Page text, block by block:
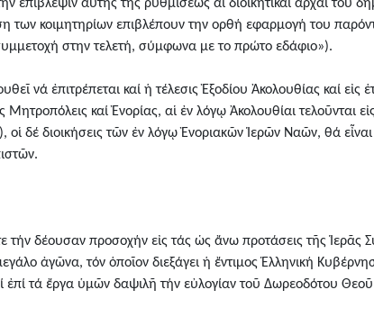
ἐπίβλεψιν αὐτῆς τῆς ῥυθμίσεως αἱ διοικητικαί ἀρχαί τοῦ
των κοιμητηρίων επιβλέπουν την ορθή εφαρμογή του
στην τελετή, σύμφωνα με το πρώτο εδάφιο»).
νά ἐπιτρέπεται καί ἡ τέλεσις Ἐξοδίου Ἀκολουθίας καί
Μητροπόλεις καί Ἐνορίας, αἱ ἐν λόγῳ Ἀκολουθίαι τελοῦνται
οἱ δέ διοικήσεις τῶν ἐν λόγῳ Ἐνοριακῶν Ἱερῶν Ναῶν, θά
τήν δέουσαν προσοχήν εἰς τάς ὡς ἄνω προτάσεις τῆς Ἱερᾶς
ἀγῶνα, τόν ὁποῖον διεξάγει ἡ ἔντιμος Ἑλληνική
τά ἔργα ὑμῶν δαψιλῆ τήν εὐλογίαν τοῦ Δωρεοδότου Θεοῦ